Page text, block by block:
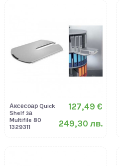
Аксесоар Quick
Shelf за
Multifile 80
1329311
127,49 €
249,30 лв.